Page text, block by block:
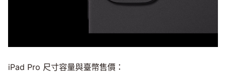
iPad Pro 尺寸容量與臺幣售價：